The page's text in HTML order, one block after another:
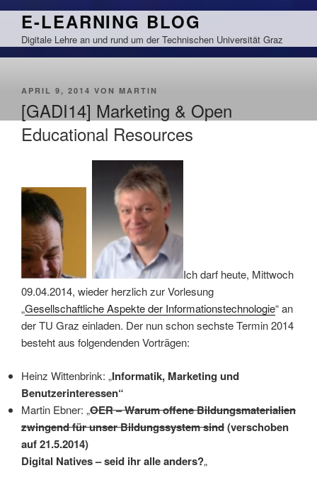
Zum
springen
E-LEARNING BLOG
Digitale Lehre an und rund um der Technischen Universität Graz
VERÖFFENTLICHT
APRIL 9, 2014 VON MARTIN
[GADI14] Marketing & Open
Educational Resources
Ich darf heute, Mittwoch
09.04.2014, wieder herzlich zur Vorlesung
„Gesellschaftliche Aspekte der Informationstechnologie“ an
der TU Graz einladen. Der nun schon sechste Termin 2014
besteht aus folgendenden Vorträgen:
Heinz Wittenbrink: „Informatik, Marketing und
Benutzerinteressen“
Martin Ebner: „OER – Warum offene Bildungsmaterialien
zwingend für unser Bildungssystem sind(verschoben
auf 21.5.2014)
Digital Natives – seid ihr alle anders?„